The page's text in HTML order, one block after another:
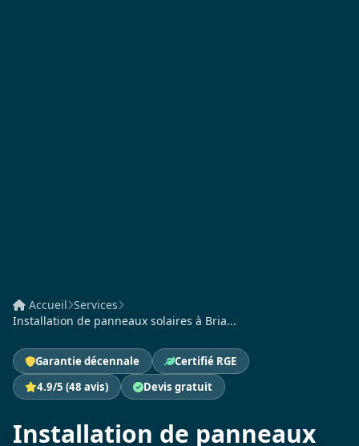
Accueil Services
Installation de panneaux solaires à Bria...
Garantie décennale
Certifié RGE
4.9/5 (48 avis)
Devis gratuit
Installation de panneaux